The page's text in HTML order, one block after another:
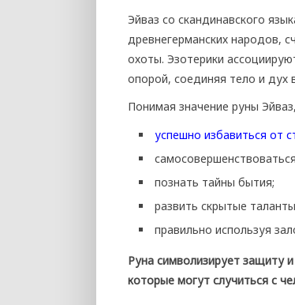
Эйваз со скандинавского
древнегерманских народов,
охоты. Эзотерики
опорой, соединяя тело и дух
Понимая значение руны
успешно избавиться от
познать тайны бытия;
развить скрытые
правильно используя
Руна символизирует защиту
которые могут случиться с